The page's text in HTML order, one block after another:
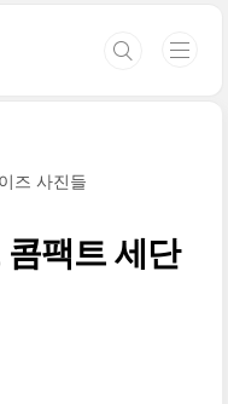
즈 사진들
팩트 세단